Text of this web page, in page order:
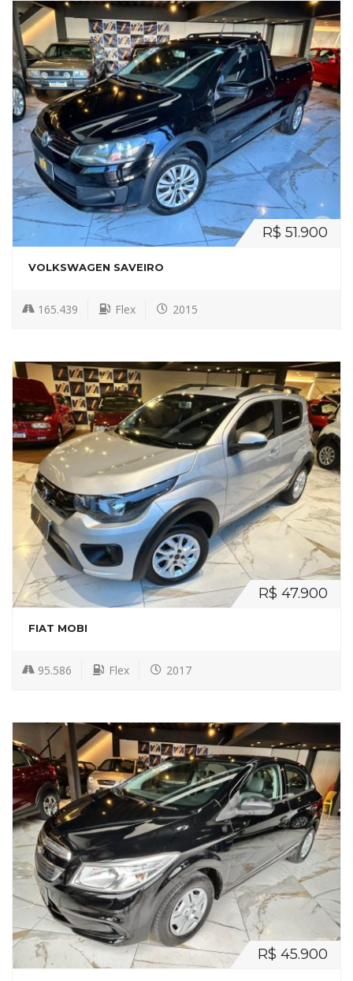
R$ 51.900
VOLKSWAGEN SAVEIRO
165.439 Flex 2015
R$ 47.900
FIAT MOBI
95.586 Flex 2017
R$ 45.900